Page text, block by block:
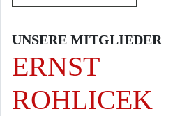
UNSERE MITGLIEDER
ERNST
ROHLICEK